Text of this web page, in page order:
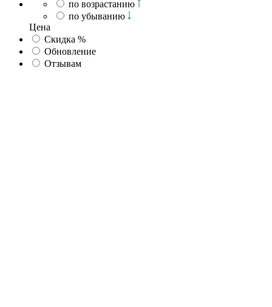
по возрастанию
по убыванию
Ценa
Скидка %
Обновление
Отзывам